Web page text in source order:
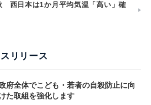
西日本は1か月平均気温「高い」確
リリース
府全体でこども・若者の自殺防止に向
た取組を強化します